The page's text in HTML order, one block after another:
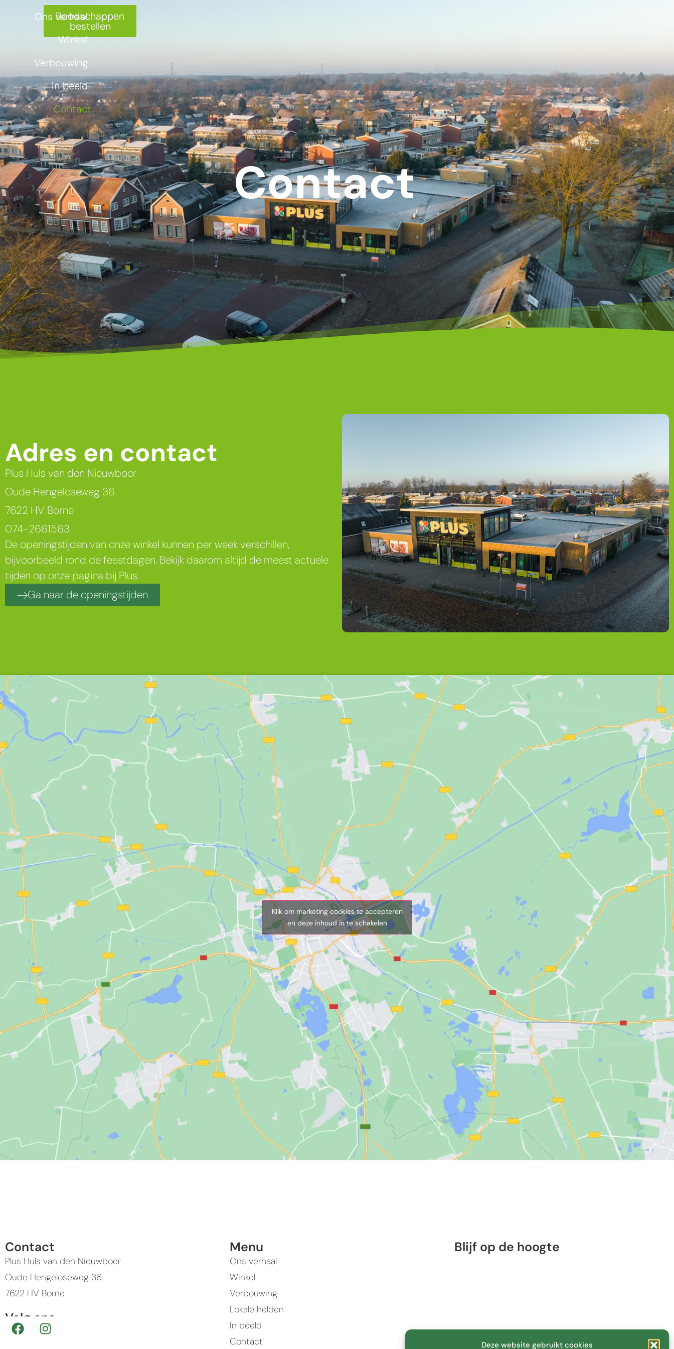
Deze website gebruikt cookies
Ons verhaal
Winkel
Verbouwing
In beeld
Contact
Boodschappen
bestellen
Contact
Adres en contact
Plus Huls van den Nieuwboer
Oude Hengeloseweg 36
7622 HV Borne
074-2661563
De openingstijden van onze winkel kunnen per week verschillen,
bijvoorbeeld rond de feestdagen. Bekijk daarom altijd de meest actuele
tijden op onze pagina bij Plus.
Ga naar de openingstijden
Klik om marketing cookies te accepteren
en deze inhoud in te schakelen
Contact
Plus Huls van den Nieuwboer
Oude Hengeloseweg 36
7622 HV Borne
Volg ons
Menu
Ons verhaal
Winkel
Verbouwing
Lokale helden
In beeld
Contact
Blijf op de hoogte